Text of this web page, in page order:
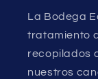
La Bodega
tratamiento
recopilados
nuestros